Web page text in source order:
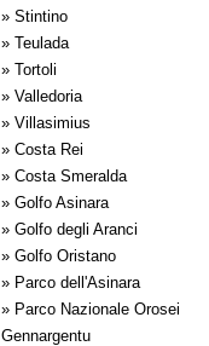
» Stintino
» Teulada
» Tortoli
» Valledoria
» Villasimius
» Costa Rei
» Costa Smeralda
» Golfo Asinara
» Golfo degli Aranci
» Golfo Oristano
» Parco dell'Asinara
» Parco Nazionale Orosei
Gennargentu